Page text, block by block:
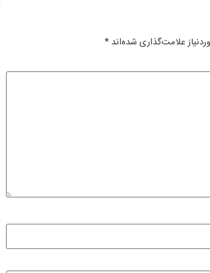
علامت‌گذاری شده‌اند*